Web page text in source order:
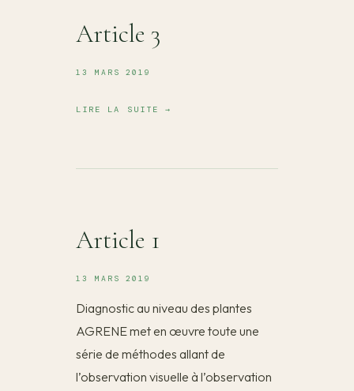
Article 3
13 MARS 2019
LIRE LA SUITE →
Article 1
13 MARS 2019
Diagnostic au niveau des plantes
AGRENE met en œuvre toute une
série de méthodes allant de
l’observation visuelle à l’observation